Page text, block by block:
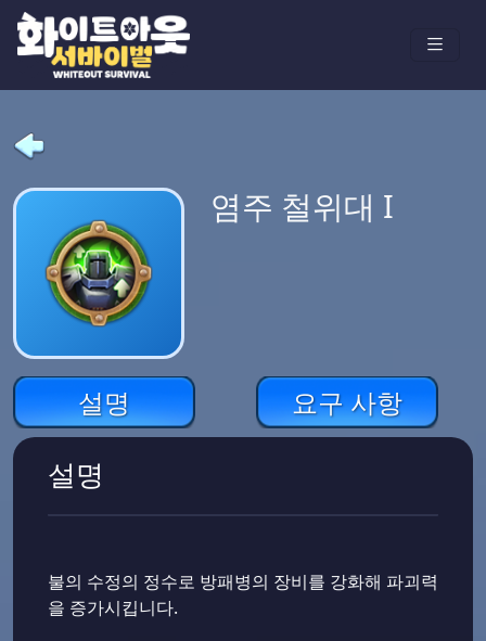
염주 철위대 I
설명 요구 사항
설명
불의 수정의 정수로 방패병의 장비를 강화해 파괴력
을 증가시킵니다.